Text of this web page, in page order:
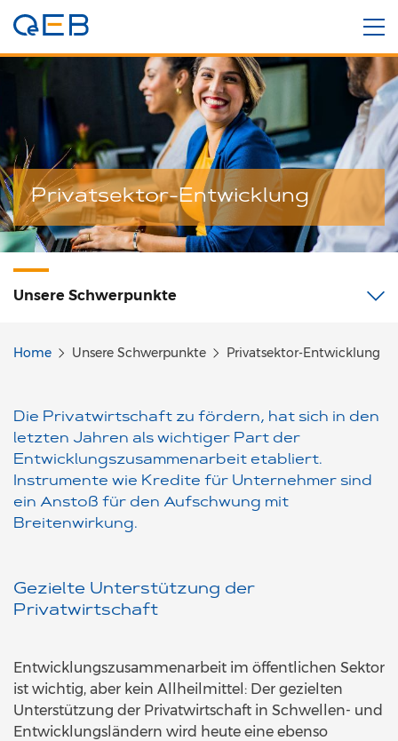
Privatsektor-Entwicklung
Unsere Schwerpunkte
Home Unsere Schwerpunkte Privatsektor-Entwicklung
Die Privatwirtschaft zu fördern, hat sich in den
letzten Jahren als wichtiger Part der
Entwicklungszusammenarbeit etabliert.
Instrumente wie Kredite für Unternehmer sind
ein Anstoß für den Aufschwung mit
Breitenwirkung.
Gezielte Unterstützung der
Privatwirtschaft
Entwicklungszusammenarbeit im öffentlichen Sektor
ist wichtig, aber kein Allheilmittel: Der gezielten
Unterstützung der Privatwirtschaft in Schwellen- und
Entwicklungsländern wird heute eine ebenso